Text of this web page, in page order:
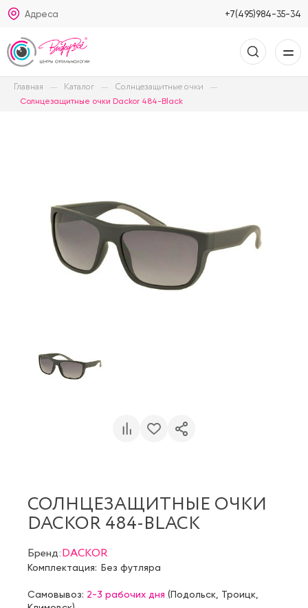
Адреса +7(495)984-35-34
Главная Каталог Солнцезащитные очки
Солнцезащитные очки Dackor 484-Black
СОЛНЦЕЗАЩИТНЫЕ ОЧКИ
DACKOR 484-BLACK
Бренд:DACKOR
Комплектация: Без футляра
Самовывоз: 2-3 рабочих дня (Подольск Троицк